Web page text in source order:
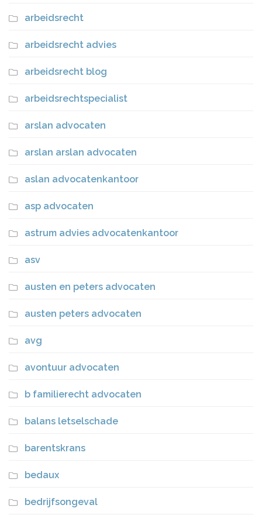
arbeidsrecht
arbeidsrecht advies
arbeidsrecht blog
arbeidsrechtspecialist
arslan advocaten
arslan arslan advocaten
aslan advocatenkantoor
asp advocaten
astrum advies advocatenkantoor
asv
austen en peters advocaten
austen peters advocaten
avg
avontuur advocaten
b familierecht advocaten
balans letselschade
barentskrans
bedaux
bedrijfsongeval